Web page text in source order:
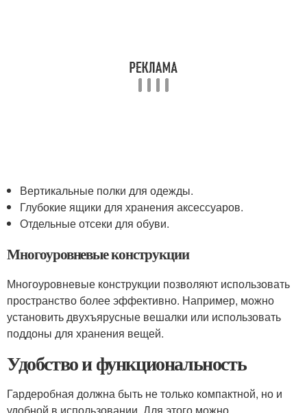
Вертикальные полки для одежды.
Глубокие ящики для хранения аксессуаров.
Отдельные отсеки для обуви.
Многоуровневые конструкции
Многоуровневые конструкции позволяют использовать
пространство более эффективно. Например, можно
установить двухъярусные вешалки или использовать
поддоны для хранения вещей.
Удобство и функциональность
Гардеробная должна быть не только компактной, но и